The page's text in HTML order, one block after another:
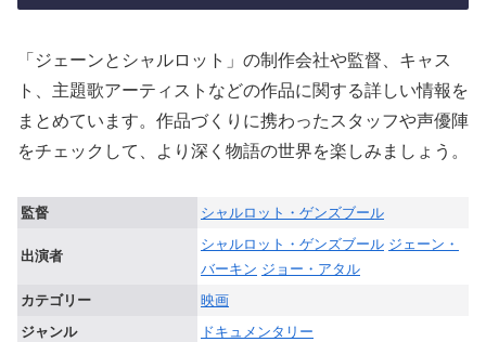
「ジェーンとシャルロット」の制作会社や監督、キャス
ト、主題歌アーティストなどの作品に関する詳しい情報を
まとめています。作品づくりに携わったスタッフや声優陣
をチェックして、より深く物語の世界を楽しみましょう。
監督 シャルロット・ゲンズブール
出演者
シャルロット・ゲンズブール ジェーン・
バーキン ジョー・アタル
カテゴリー
映画
ジャンル
ドキュメンタリー